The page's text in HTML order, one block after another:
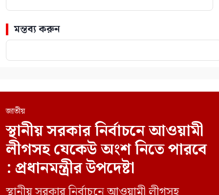
মন্তব্য করুন
জাতীয়
স্থানীয় সরকার নির্বাচনে আওয়ামী
লীগসহ যেকেউ অংশ নিতে পারবে
: প্রধানমন্ত্রীর উপদেষ্টা